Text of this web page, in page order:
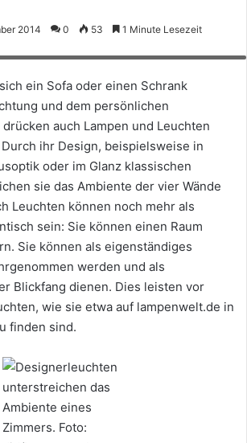
2014 0 53 1 Minute Lesezeit
das Ambiente eines Zimmers. Foto:
ein Sofa oder einen Schrank
und dem persönlichen
auch Lampen und Leuchten
ihr Design, beispielsweise in
oder im Glanz klassischen
sie das Ambiente der vier Wände
Leuchten können noch mehr als
sein: Sie können einen Raum
Sie können als eigenständiges
werden und als
Blickfang dienen. Dies leisten vor
wie sie etwa auf lampenwelt.de in
finden sind.